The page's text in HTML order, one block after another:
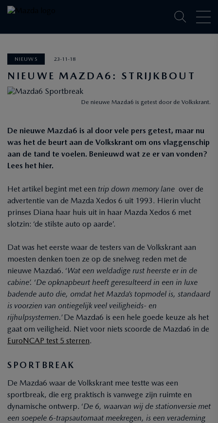
NIEUWS 23-11-18
NIEUWE MAZDA6: STRIJKBOUT
De nieuwe Mazda6 is getest door de Volkskrant.
De nieuwe Mazda6 is al door vele pers getest, maar nu
was het de beurt aan de Volkskrant om ons vlaggenschip
aan de tand te voelen. Benieuwd wat ze er van vonden?
Lees het hier.
Het artikel begint met een trip down memory lane over de
advertentie van de Mazda Xedos 6 uit 1993. Hierin vlucht
prinses Diana haar huis uit in haar Mazda Xedos 6 met
slotzin: ‘de stilste auto op aarde’.
Dat was het eerste waar de testers van de Volkskrant aan
moesten denken toen ze op de snelweg reden met de
nieuwe Mazda6. ‘Wat een weldadige rust heerste er in de
cabine’. ‘De opknapbeurt heeft geresulteerd in een in luxe
badende auto die, omdat het Mazda’s topmodel is, standaard
is voorzien van ontiegelijk veel veiligheids- en
rijhulpsystemen.’De Mazda6 is een hele goede keuze als het
gaat om veiligheid. Niet voor niets scoorde de Mazda6 in de
EuroNCAP test 5 sterren.
SPORTBREAK
De Mazda6 waar de Volkskrant mee testte was een
sportbreak, die erg praktisch is vanwege zijn ruimte en
dynamische ontwerp. ‘De 6, waarvan wij de stationversie met
een soepele 6-trapsautomaat meekregen, is een verademing